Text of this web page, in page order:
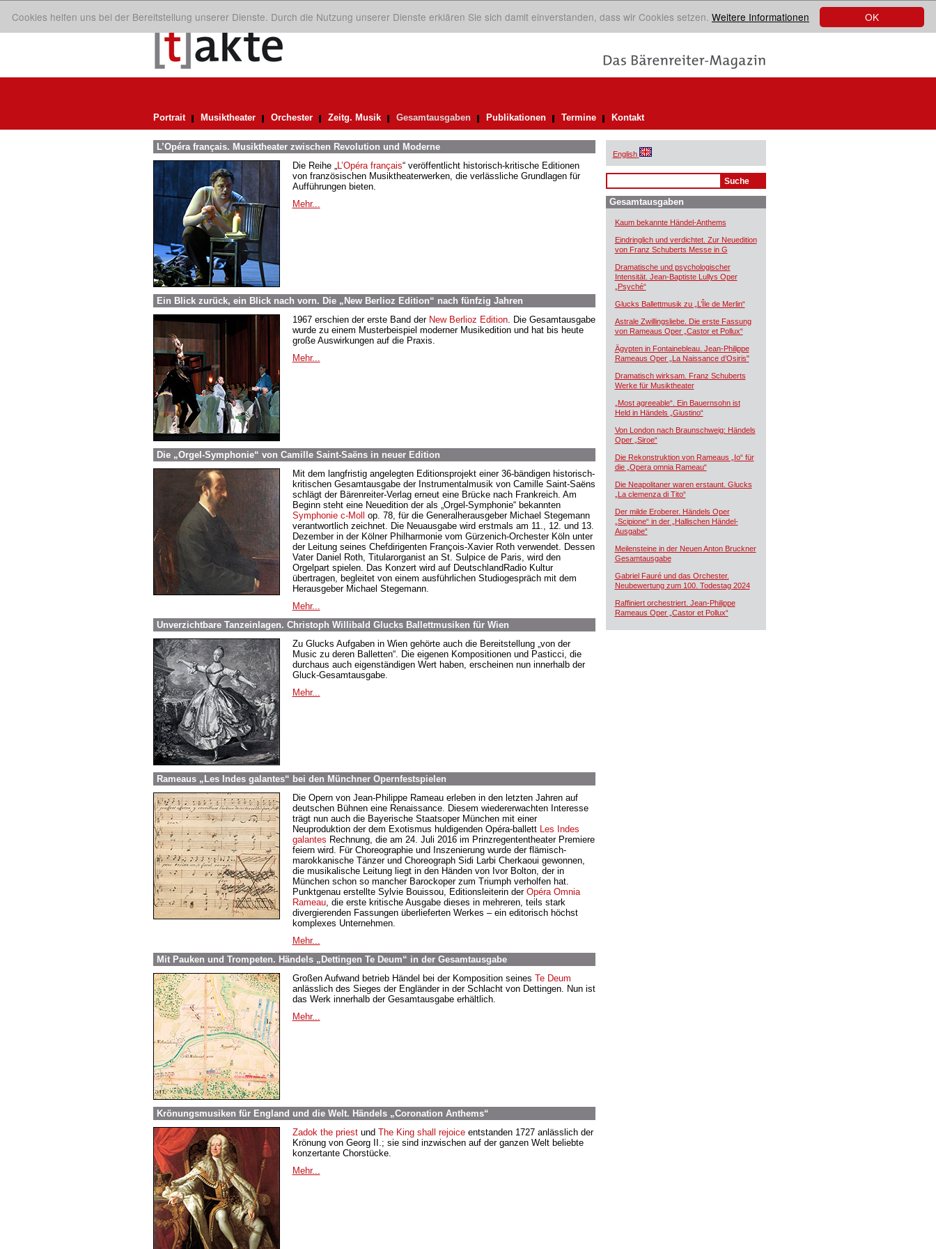
OK
Cookies helfen uns bei der Bereitstellung unserer Dienste. Durch die Nutzung unserer Dienste erklären Sie sich damit einverstanden, dass wir Cookies setzen. Weitere Informationen
Portrait Musiktheater Orchester Zeitg. Musik Gesamtausgaben Publikationen Termine Kontakt
L’Opéra français. Musiktheater zwischen Revolution und Moderne
Die Reihe „L’Opéra français“ veröffentlicht historisch-kritische Editionen
von französischen Musiktheaterwerken, die verlässliche Grundlagen für
Aufführungen bieten.
Mehr...
Ein Blick zurück, ein Blick nach vorn. Die „New Berlioz Edition“ nach fünfzig Jahren
1967 erschien der erste Band der New Berlioz Edition. Die Gesamtausgabe
wurde zu einem Musterbeispiel moderner Musikedition und hat bis heute
große Auswirkungen auf die Praxis.
Mehr...
Die „Orgel-Symphonie“ von Camille Saint-Saëns in neuer Edition
Mit dem langfristig angelegten Editionsprojekt einer 36-bändigen historisch-
kritischen Gesamtausgabe der Instrumentalmusik von Camille Saint-Saëns
schlägt der Bärenreiter-Verlag erneut eine Brücke nach Frankreich. Am
Beginn steht eine Neuedition der als „Orgel-Symphonie“ bekannten
Symphonie c-Moll op. 78, für die Generalherausgeber Michael Stegemann
verantwortlich zeichnet. Die Neuausgabe wird erstmals am 11., 12. und 13.
Dezember in der Kölner Philharmonie vom Gürzenich-Orchester Köln unter
der Leitung seines Chefdirigenten François-Xavier Roth verwendet. Dessen
Vater Daniel Roth, Titularorganist an St. Sulpice de Paris, wird den
Orgelpart spielen. Das Konzert wird auf DeutschlandRadio Kultur
übertragen, begleitet von einem ausführlichen Studiogespräch mit dem
Herausgeber Michael Stegemann.
Mehr...
Unverzichtbare Tanzeinlagen. Christoph Willibald Glucks Ballettmusiken für Wien
Zu Glucks Aufgaben in Wien gehörte auch die Bereitstellung „von der
Music zu deren Balletten“. Die eigenen Kompositionen und Pasticci, die
durchaus auch eigenständigen Wert haben, erscheinen nun innerhalb der
Gluck-Gesamtausgabe.
Mehr...
Rameaus „Les Indes galantes“ bei den Münchner Opernfestspielen
Die Opern von Jean-Philippe Rameau erleben in den letzten Jahren auf
deutschen Bühnen eine Renaissance. Diesem wiedererwachten Interesse
trägt nun auch die Bayerische Staatsoper München mit einer
Neuproduktion der dem Exotismus huldigenden Opéra-ballett Les Indes
galantes Rechnung, die am 24. Juli 2016 im Prinzregententheater Premiere
feiern wird. Für Choreographie und Inszenierung wurde der flämisch-
marokkanische Tänzer und Choreograph Sidi Larbi Cherkaoui gewonnen,
die musikalische Leitung liegt in den Händen von Ivor Bolton, der in
München schon so mancher Barockoper zum Triumph verholfen hat.
Punktgenau erstellte Sylvie Bouissou, Editionsleiterin der Opéra Omnia
Rameau, die erste kritische Ausgabe dieses in mehreren, teils stark
divergierenden Fassungen überlieferten Werkes – ein editorisch höchst
komplexes Unternehmen.
Mehr...
Mit Pauken und Trompeten. Händels „Dettingen Te Deum“ in der Gesamtausgabe
Großen Aufwand betrieb Händel bei der Komposition seines Te Deum
anlässlich des Sieges der Engländer in der Schlacht von Dettingen. Nun ist
das Werk innerhalb der Gesamtausgabe erhältlich.
Mehr...
Krönungsmusiken für England und die Welt. Händels „Coronation Anthems“
Zadok the priestund The King shall rejoiceentstanden 1727 anlässlich der
Krönung von Georg II.; sie sind inzwischen auf der ganzen Welt beliebte
konzertante Chorstücke.
Mehr...
English
Gesamtausgaben
Kaum bekannte Händel-Anthems
Eindringlich und verdichtet. Zur Neuedition
von Franz Schuberts Messe in G
Dramatische und psychologischer
Intensität. Jean-Baptiste Lullys Oper
„Psyché“
Glucks Ballettmusik zu „L’Île de Merlin“
Astrale Zwillingsliebe. Die erste Fassung
von Rameaus Oper „Castor et Pollux“
Ägypten in Fontainebleau. Jean-Philippe
Rameaus Oper „La Naissance d’Osiris"
Dramatisch wirksam. Franz Schuberts
Werke für Musiktheater
„Most agreeable“. Ein Bauernsohn ist
Held in Händels „Giustino“
Von London nach Braunschweig: Händels
Oper „Siroe“
Die Rekonstruktion von Rameaus „Io“ für
die „Opera omnia Rameau“
Die Neapolitaner waren erstaunt. Glucks
„La clemenza di Tito“
Der milde Eroberer. Händels Oper
„Scipione“ in der „Hallischen Händel-
Ausgabe“
Meilensteine in der Neuen Anton Bruckner
Gesamtausgabe
Gabriel Fauré und das Orchester.
Neubewertung zum 100. Todestag 2024
Raffiniert orchestriert. Jean-Philippe
Rameaus Oper „Castor et Pollux“